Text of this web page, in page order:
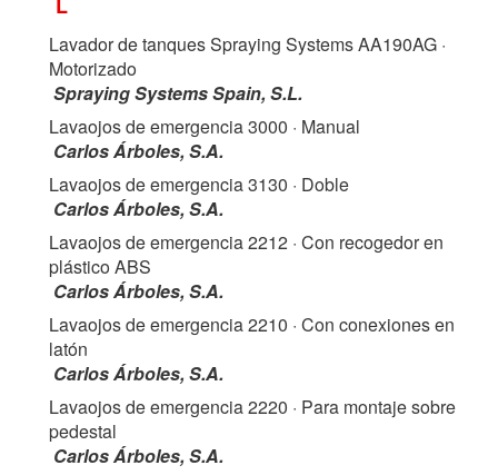
Lavador de tanques Spraying Systems AA190AG ·
Motorizado
Spraying Systems Spain, S.L.
Lavaojos de emergencia 3000 · Manual
Carlos Árboles, S.A.
Lavaojos de emergencia 3130 · Doble
Carlos Árboles, S.A.
Lavaojos de emergencia 2212 · Con recogedor en
plástico ABS
Carlos Árboles, S.A.
Lavaojos de emergencia 2210 · Con conexiones en
latón
Carlos Árboles, S.A.
Lavaojos de emergencia 2220 · Para montaje sobre
pedestal
Carlos Árboles, S.A.